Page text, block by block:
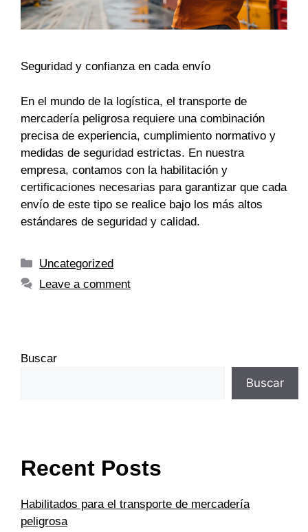
Seguridad y confianza en cada envío
En el mundo de la logística, el transporte de
mercadería peligrosa requiere una combinación
precisa de experiencia, cumplimiento normativo y
medidas de seguridad estrictas. En nuestra
empresa, contamos con la habilitación y
certificaciones necesarias para garantizar que cada
envío de este tipo se realice bajo los más altos
estándares de seguridad y calidad.
Uncategorized
Leave a comment
Buscar
Buscar
Recent Posts
Habilitados para el transporte de mercadería
peligrosa